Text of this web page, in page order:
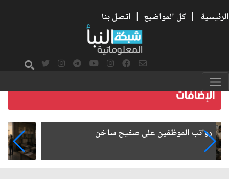
الرئيسية | كل المواضيع | اتصل بنا
هجرة الكفاءات العراقية.. الأسباب والآثار